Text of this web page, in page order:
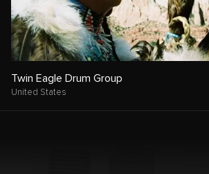
Twin Eagle Drum Group
United States